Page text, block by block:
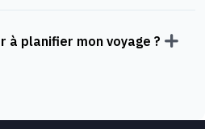
à planifier mon voyage ?